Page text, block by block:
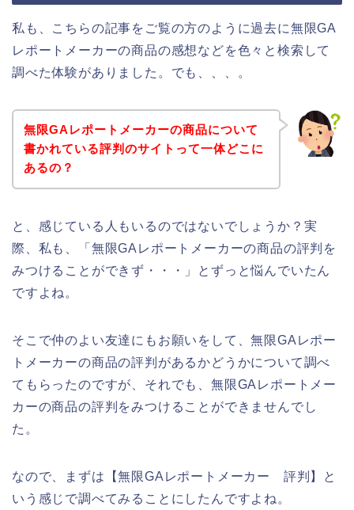
私も、こちらの記事をご覧の方のように過去に無限GA
レポートメーカーの商品の感想などを色々と検索して
調べた体験がありました。でも、、、。
無限GAレポートメーカーの商品について
書かれている評判のサイトって一体どこに
あるの？
と、感じている人もいるのではないでしょうか？実
際、私も、「無限GAレポートメーカーの商品の評判を
みつけることができず・・・」とずっと悩んでいたん
ですよね。
そこで仲のよい友達にもお願いをして、無限GAレポー
トメーカーの商品の評判があるかどうかについて調べ
てもらったのですが、それでも、無限GAレポートメー
カーの商品の評判をみつけることができませんでし
た。
なので、まずは【無限GAレポートメーカー 評判】と
いう感じで調べてみることにしたんですよね。